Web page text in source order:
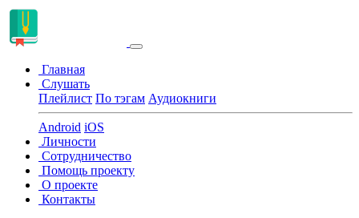
Главная
Слушать
Плейлист По тэгам Аудиокниги
Android iOS
Личности
Сотрудничество
Помощь проекту
О проекте
Контакты